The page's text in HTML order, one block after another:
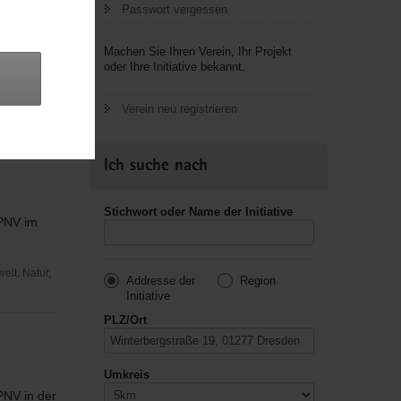
im
Natur,
in der
Passwort vergessen
Machen Sie Ihren Verein, Ihr Projekt
oder Ihre Initiative bekannt.
Verein neu registrieren
Ich suche nach
Stichwort oder Name der Initiative
Addresse der
Initiative
Region
PLZ/Ort
Umkreis